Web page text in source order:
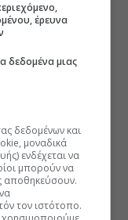
έρευνα
δεδομένα μιας
δεδομένων και
μοναδικά
ενδέχεται να
μπορούν να
αποθηκεύσουν.
τον ιστότοπο.